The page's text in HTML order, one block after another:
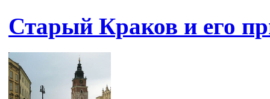
Старый Краков и его